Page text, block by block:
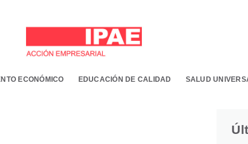
ECONÓMICO EDUCACIÓN DE CALIDAD SALUD